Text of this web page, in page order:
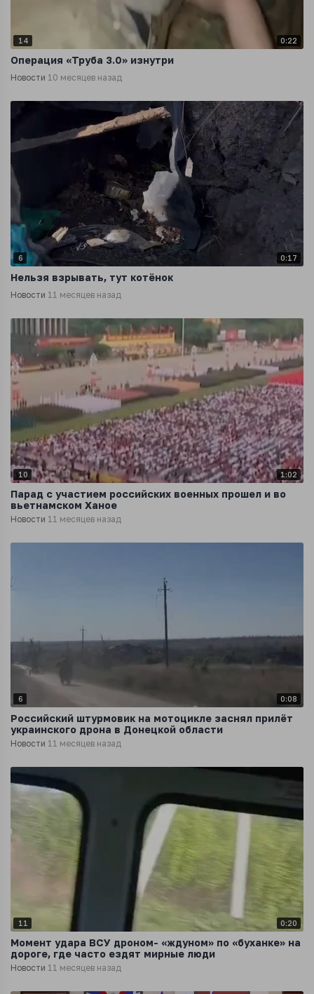
14 0:22
Операция «Труба 3.0» изнутри
Новости 10 месяцев назад
6 0:17
Нельзя взрывать, тут котёнок
Новости 11 месяцев назад
10 1:02
Парад с участием российских военных прошел и во
вьетнамском Ханое
Новости 11 месяцев назад
6 0:08
Российский штурмовик на мотоцикле заснял прилёт
украинского дрона в Донецкой области
Новости 11 месяцев назад
11 0:20
Момент удара ВСУ дроном- «ждуном» по «буханке» на
дороге, где часто ездят мирные люди
Новости 11 месяцев назад